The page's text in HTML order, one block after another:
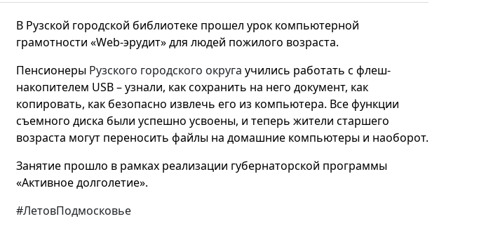
В Рузской городской библиотеке прошел урок компьютерной
грамотности «Web-эрудит» для людей пожилого возраста.
Пенсионеры Рузского городского округа учились работать с флеш-
накопителем USB – узнали, как сохранить на него документ, как
копировать, как безопасно извлечь его из компьютера. Все функции
съемного диска были успешно усвоены, и теперь жители старшего
возраста могут переносить файлы на домашние компьютеры и наоборот.
Занятие прошло в рамках реализации губернаторской программы
«Активное долголетие».
#ЛетовПодмосковье